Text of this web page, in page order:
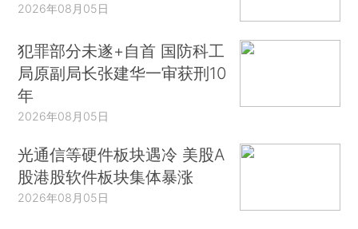
2026年08月05日
犯罪部分未遂+自首 国防科工
局原副局长张建华一审获刑10
年
2026年08月05日
光通信等硬件板块遇冷 美股A
股港股软件板块集体暴涨
2026年08月05日